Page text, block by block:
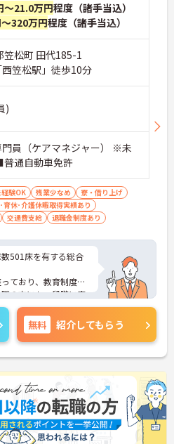
～21.0万円程度（諸手当込）
320万円程度（諸手当込）
笠松町 田代185-1
笠松駅」徒歩10分
)
員（ケアマネジャー） ※未
通自動車免許
験OK 残業少なめ
寮・借り上げ
育休･介護休暇取得実績あり
交通費支給 退職金制度あり
501床を有する総合
ており、教育制度も
の方にも、段階に応
験の方も安心してお
ださい。
無料 紹介してもらう